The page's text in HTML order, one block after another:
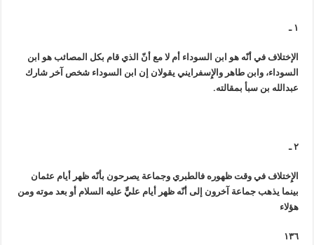
١ ـ
الإختلاف في أنّه هو ابن السوداء أم لا مع أنّ الذي قام بكل المصائب هو ابن
السوداء، وابن طاهر والإِسفرايني يقولان إن ابن السوداء شخص آخر شارك
عبدالله بن سبأ بمقالته.
٢ ـ
الإِختلاف في وقت ظهوره فالطبري وجماعة يصرحون بأنّه ظهر أيام عثمان
بينما يذهب جماعة آخرون إلى أنّه ظهر أيام عليٍّ عليه السلام أو بعد موته ومن
هؤلاء
١٣٦